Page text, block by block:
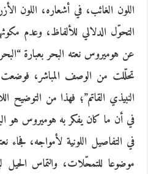
اللون الغائب، في أشعاره، اللون
التحوّل الدلالي للألفاظ، وعدم
عن هوميروس نعته البحر بعبارة
تحلّلت من الوصف المباشر، فوضعت
النبيذي القاتم”؛ فهذا من
في أن ما كان يفكر به هوميروس هو
في التفاصيل اللونية لأمواجه،
موضوعا للتمحّلات، والتماس